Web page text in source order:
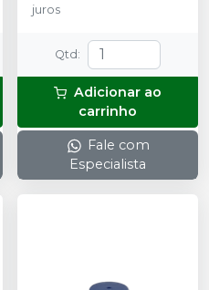
juros
Qtd :
Adicionar ao
carrinho
Fale com
Especialista